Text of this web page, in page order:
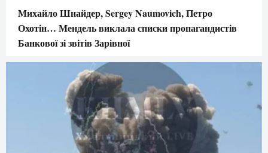
Михайло Шнайдер, Sergey Naumovich, Петро
Охотін… Мендель виклала списки пропагандистів
Банкової зі звітів Зарівної